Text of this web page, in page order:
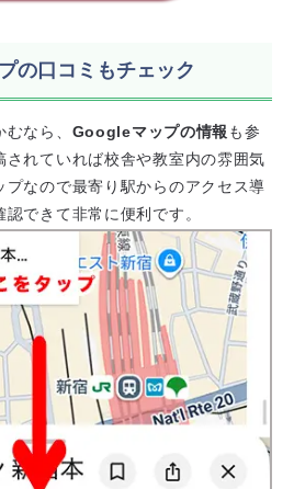
の口コミもチェック
なら、 Googleマップの情報 も参
れていれば校舎や教室内の雰囲気
プなので最寄り駅からのアクセス導
できて非常に便利です。